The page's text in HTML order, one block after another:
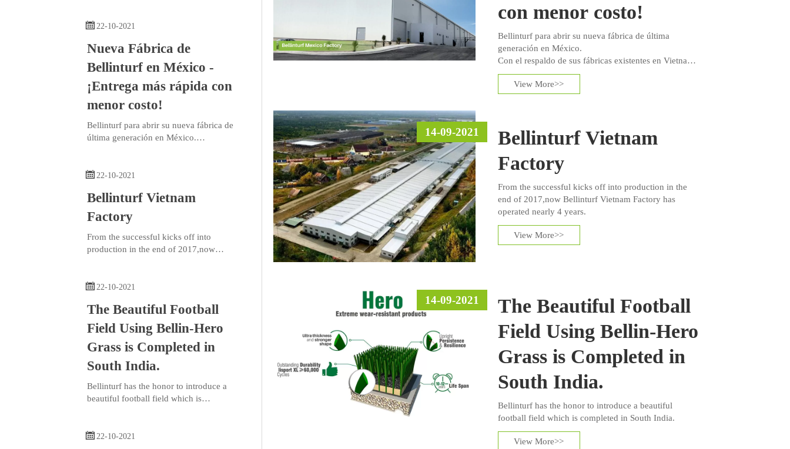
22-10-2021
Nueva Fábrica de
Bellinturf en México -
¡Entrega más rápida con
menor costo!
Bellinturf para abrir su nueva fábrica de
última generación en México.
puede garantizar productos de calidad
mercados estadounidenses.
22-10-2021
Bellinturf Vietnam
Factory
From the successful kicks off into
production in the end of 2017,now
22-10-2021
The Beautiful Football
Field Using Bellin-Hero
Grass is Completed in
South India.
Bellinturf has the honor to introduce a
beautiful football field which is
 22-10-2021
con menor costo!
Bellinturf para abrir su nueva fábrica de última
generación en México.
Con el respaldo de sus fábricas existentes en Vietnam
y China, Bellinturf puede garantizar productos de
calidad estable en un tiempo más rápido en los
View More>>
14-09-2021
Bellinturf Vietnam
Factory
From the successful kicks off into production in the
end of 2017,now Bellinturf Vietnam Factory has
operated nearly 4 years.
View More>>
14-09-2021
The Beautiful Football
Field Using Bellin-Hero
Grass is Completed in
South India.
Bellinturf has the honor to introduce a beautiful
football field which is completed in South India.
View More>>